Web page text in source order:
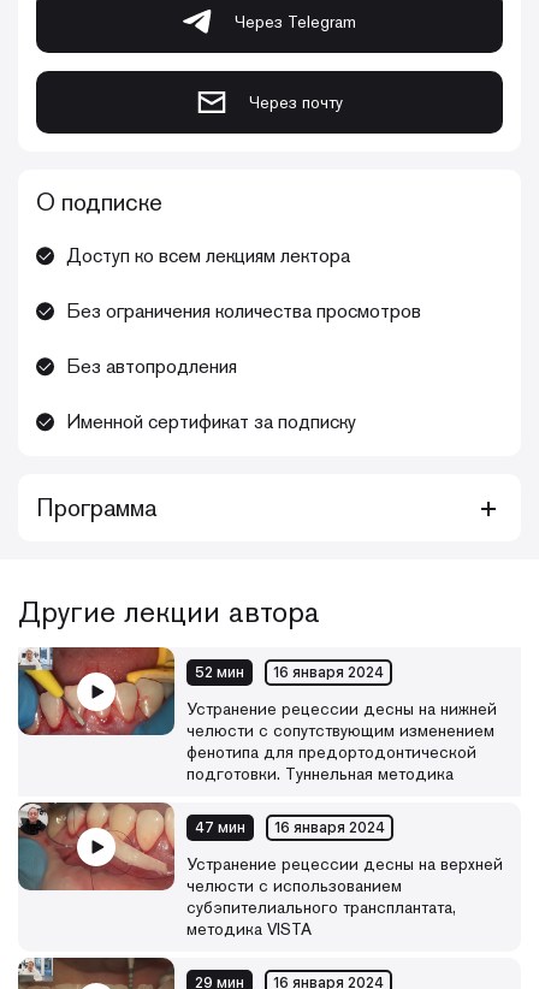
Через Telegram
Через почту
О подписке
Доступ ко всем лекциям лектора
Без ограничения количества просмотров
Без автопродления
Именной сертификат за подписку
Программа
знания, актуализировать нюансы, повысить уровень
насмотренности
Каждый месяц библиотека видеолекций будет
пополняться новыми материалами.
Другие лекции автора
52 мин 16 января 2024
Устранение рецессии десны на нижней
челюсти с сопутствующим изменением
фенотипа для предортодонтической
подготовки. Туннельная методика
47 мин 16 января 2024
Устранение рецессии десны на верхней
челюсти с использованием
субэпителиального трансплантата,
методика VISTA
29 мин 16 января 2024